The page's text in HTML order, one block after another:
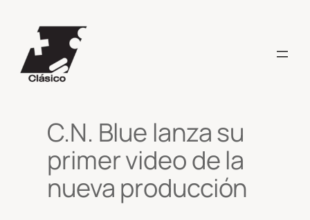
contenido
C.N. Blue lanza su
primer video de la
nueva producción